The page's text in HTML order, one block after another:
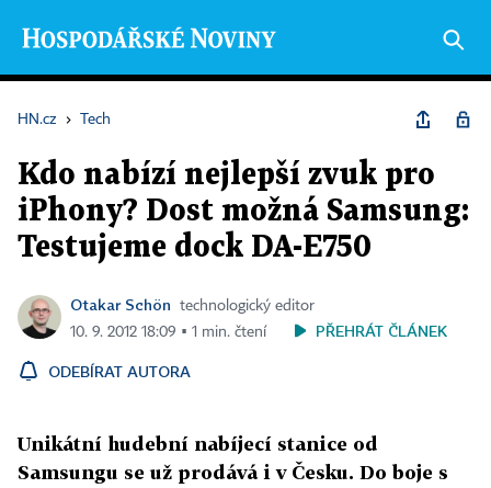
HN.cz › Tech
Kdo nabízí nejlepší zvuk pro
iPhony? Dost možná Samsung:
Testujeme dock DA-E750
Otakar Schön
technologický editor
10. 9. 2012 18:09 ▪ 1 min. čtení
PŘEHRÁT ČLÁNEK
ODEBÍRAT AUTORA
Unikátní hudební nabíjecí stanice od
Samsungu se už prodává i v Česku. Do boje s